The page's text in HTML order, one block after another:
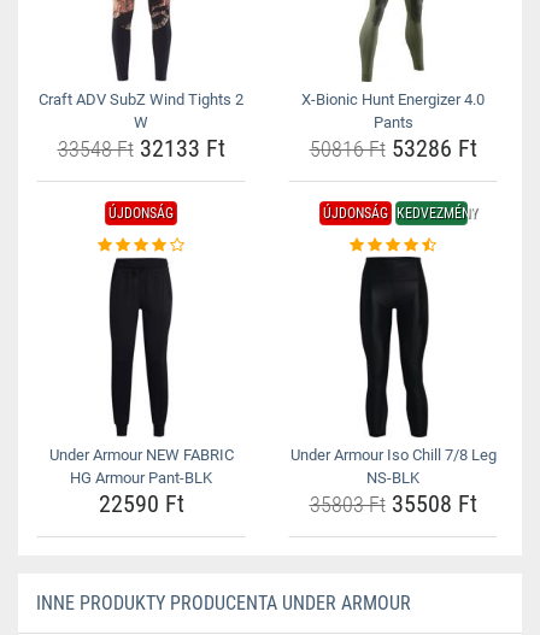
Craft ADV SubZ Wind Tights 2
W
33548 Ft32133 Ft
X-Bionic Hunt Energizer 4.0
Pants
50816 Ft53286 Ft
ÚJDONSÁG
Under Armour NEW FABRIC
HG Armour Pant-BLK
22590 Ft
ÚJDONSÁG KEDVEZMÉNY
Under Armour Iso Chill 7/8 Leg
NS-BLK
35803 Ft35508 Ft
INNE PRODUKTY PRODUCENTA UNDER ARMOUR